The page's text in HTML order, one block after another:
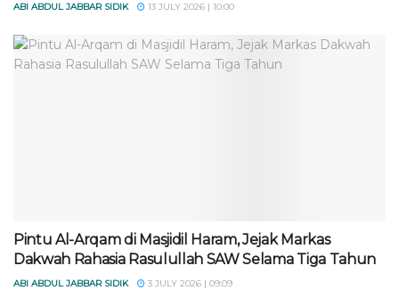
ABI ABDUL JABBAR SIDIK 13 JULY 2026 | 10:00
Pintu Al-Arqam di Masjidil Haram, Jejak Markas
Dakwah Rahasia Rasulullah SAW Selama Tiga Tahun
ABI ABDUL JABBAR SIDIK 3 JULY 2026 | 09:09